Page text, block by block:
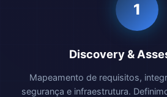
1
Discovery &
Mapeamento de requisitos,
segurança e infraestrutura.